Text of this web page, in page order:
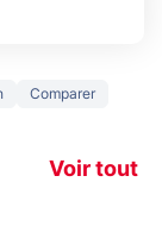
Comparer
Voir tout